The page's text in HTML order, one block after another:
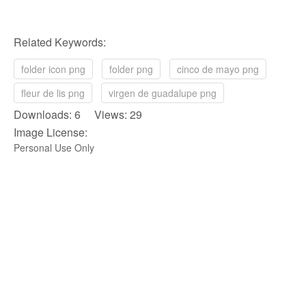
Related Keywords:
folder icon png folder png
cinco de mayo png
fleur de lis png
virgen de guadalupe png
Downloads: 6 Views: 29
Image License:
Personal Use Only